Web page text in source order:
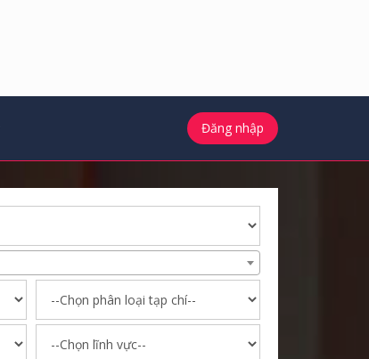
Đăng nhập